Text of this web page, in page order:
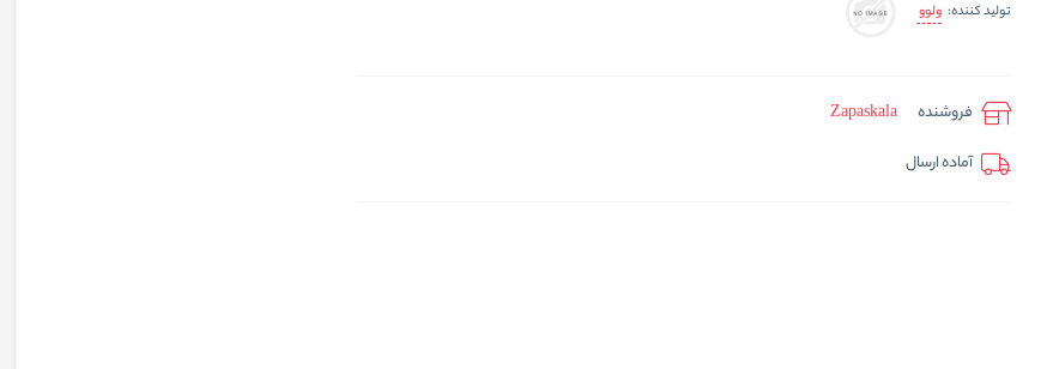
تولید کننده: ولوو
فروشنده
Zapaskala
آماده ارسال